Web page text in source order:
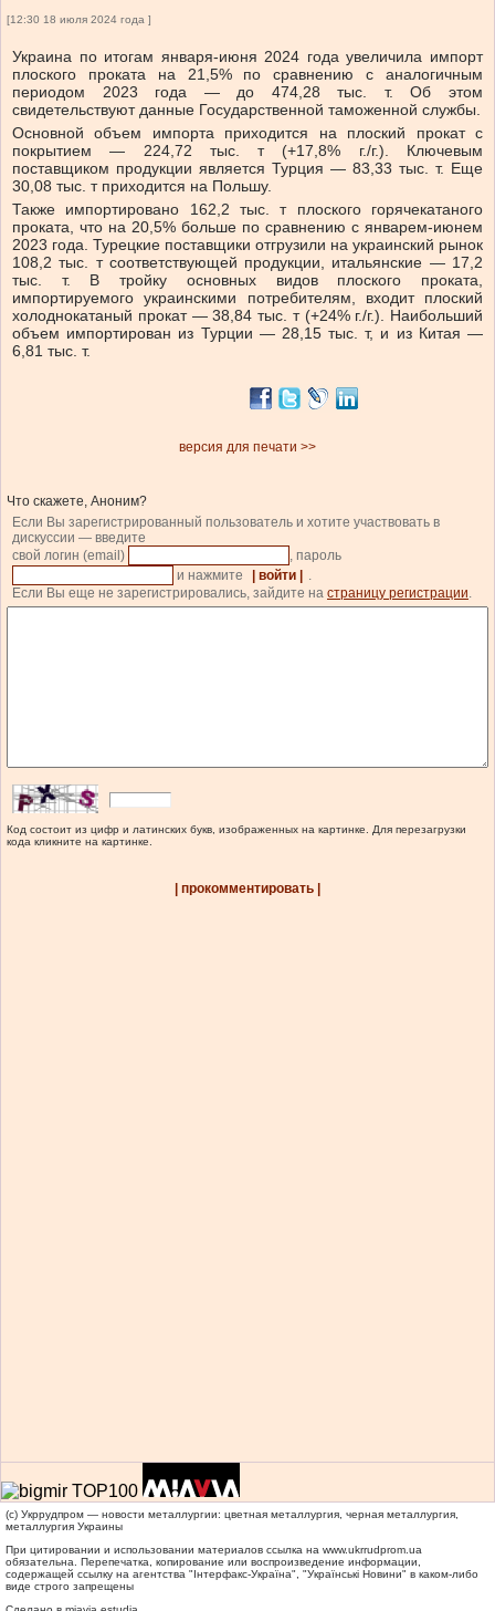
[12:30 18 июля 2024 года ]
Украина по итогам января-июня 2024 года увеличила импорт
плоского проката на 21,5% по сравнению с аналогичным
периодом 2023 года — до 474,28 тыс. т. Об этом
свидетельствуют данные Государственной таможенной службы.
Основной объем импорта приходится на плоский прокат с
покрытием — 224,72 тыс. т (+17,8% г./г.). Ключевым
поставщиком продукции является Турция — 83,33 тыс. т. Еще
30,08 тыс. т приходится на Польшу.
Также импортировано 162,2 тыс. т плоского горячекатаного
проката, что на 20,5% больше по сравнению с январем-июнем
2023 года. Турецкие поставщики отгрузили на украинский рынок
108,2 тыс. т соответствующей продукции, итальянские — 17,2
тыс. т. В тройку основных видов плоского проката,
импортируемого украинскими потребителям, входит плоский
холоднокатаный прокат — 38,84 тыс. т (+24% г./г.). Наибольший
объем импортирован из Турции — 28,15 тыс. т, и из Китая —
6,81 тыс. т.
версия для печати >>
Что скажете, Аноним?
Если Вы зарегистрированный пользователь и хотите участвовать в
дискуссии — введите
свой логин (email)
, пароль
и нажмите
| войти |
.
Если Вы еще не зарегистрировались, зайдите на страницу регистрации.
Код состоит из цифр и латинских букв, изображенных на картинке. Для перезагрузки
кода кликните на картинке.
| прокомментировать |
(c) Укррудпром — новости металлургии: цветная металлургия, черная металлургия,
металлургия Украины
При цитировании и использовании материалов ссылка на www.ukrrudprom.ua
обязательна. Перепечатка, копирование или воспроизведение информации,
содержащей ссылку на агентства "Iнтерфакс-Україна", "Українськi Новини" в каком-либо
виде строго запрещены